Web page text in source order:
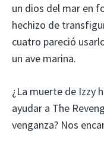
un dios del mar en
hechizo de
cuatro pareció
un ave marina.
¿La muerte de Izzy
ayudar a The
venganza? Nos